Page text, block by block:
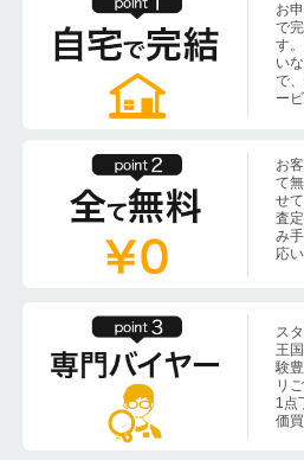
お
で
す
い
で
ー
お
て
せ
査
み
応
ス
王
験
リ
1点
価